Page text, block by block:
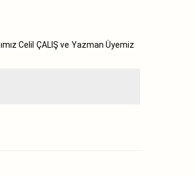
Celil ÇALIŞ ve Yazman Üyemiz